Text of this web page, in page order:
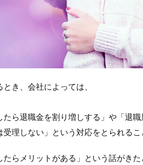
き、会社によっては、
たら退職金を割り増しする」や「退
理しない」という対応をとられるこ
たらメリットがある」という話がき